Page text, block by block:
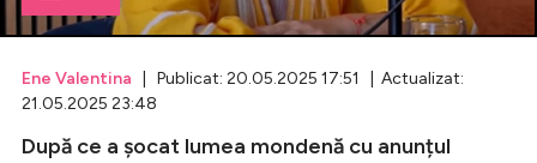
Breaking News
Ene Valentina | Publicat: 20.05.2025 17:51 | Actualizat:
21.05.2025 23:48
După ce a șocat lumea mondenă cu anunțul